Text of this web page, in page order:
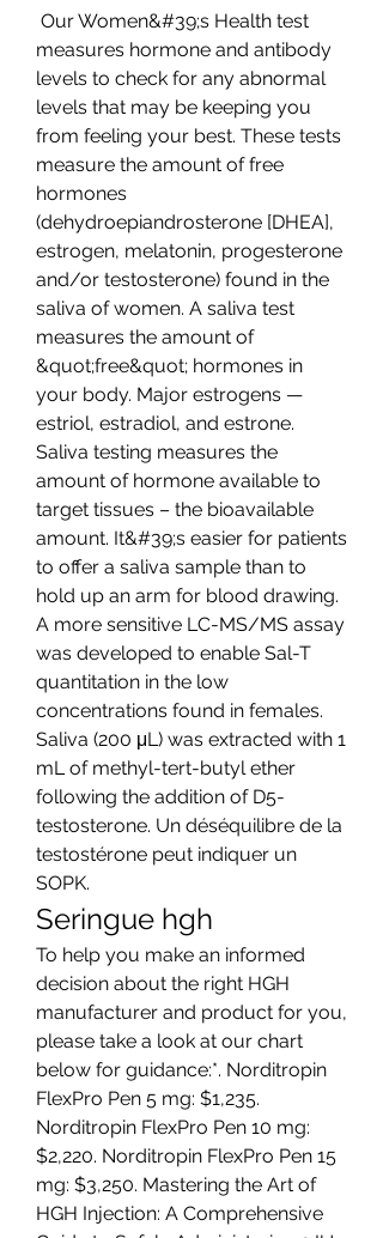
measures hormone and antibody
levels to check for any abnormal
levels that may be keeping you
from feeling your best. These tests
measure the amount of free
hormones
(dehydroepiandrosterone [DHEA],
estrogen, melatonin, progesterone
and/or testosterone) found in the
saliva of women. A saliva test
measures the amount of
&quot;free&quot; hormones in
your body. Major estrogens —
estriol, estradiol, and estrone.
Saliva testing measures the
amount of hormone available to
target tissues – the bioavailable
amount. It&#39;s easier for patients
to offer a saliva sample than to
hold up an arm for blood drawing.
A more sensitive LC-MS/MS assay
was developed to enable Sal-T
quantitation in the low
concentrations found in females.
Saliva (200 μL) was extracted with 1
mL of methyl-tert-butyl ether
following the addition of D5-
testosterone. Un déséquilibre de la
testostérone peut indiquer un
SOPK.
Seringue hgh
To help you make an informed
decision about the right HGH
manufacturer and product for you,
please take a look at our chart
below for guidance:*. Norditropin
FlexPro Pen 5 mg: $1,235.
Norditropin FlexPro Pen 10 mg:
$2,220. Norditropin FlexPro Pen 15
mg: $3,250. Mastering the Art of
HGH Injection: A Comprehensive